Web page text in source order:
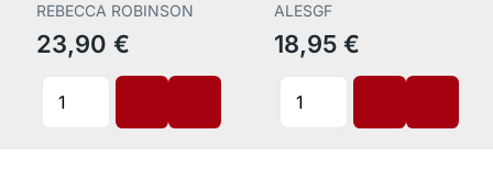
REBECCA ROBINSON
23,90 €
ALESGF
18,95 €